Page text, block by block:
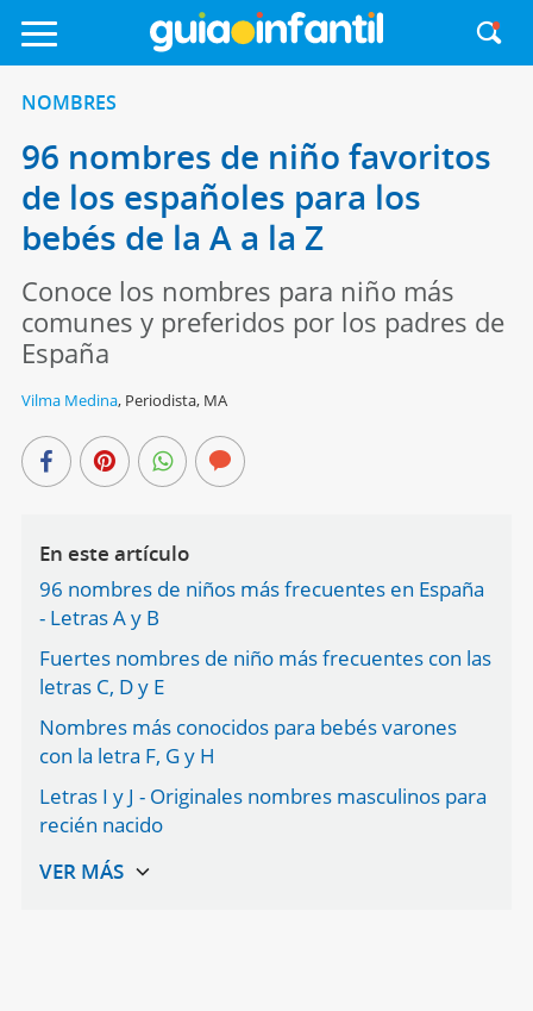
NOMBRES
96 nombres de niño favoritos
de los españoles para los
bebés de la A a la Z
Conoce los nombres para niño más
comunes y preferidos por los padres de
España
Vilma Medina, Periodista, MA
En este artículo
96 nombres de niños más frecuentes en España
- Letras A y B
Fuertes nombres de niño más frecuentes con las
letras C, D y E
Nombres más conocidos para bebés varones
con la letra F, G y H
Letras I y J - Originales nombres masculinos para
recién nacido